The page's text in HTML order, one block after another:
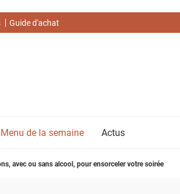
Guide d'achat
Menu de la semaine Actus
avec ou sans alcool, pour ensorceler votre soirée